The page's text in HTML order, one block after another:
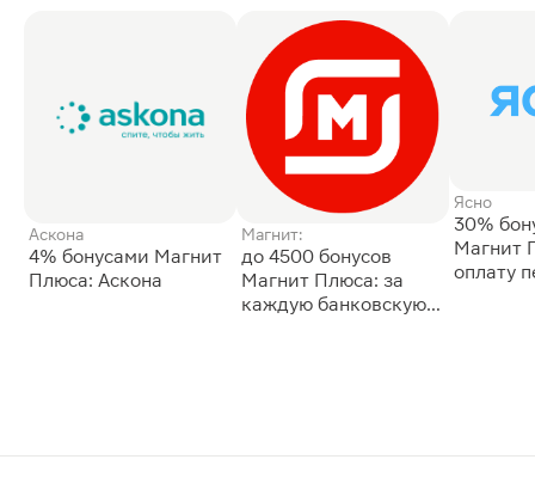
Аскона
4% бонусами Магнит
Плюса: Аскона
Магнит:
до 4500 бонусов
Магнит Плюса: за
каждую банковскую
Ясно
30%
Магнит
оплату